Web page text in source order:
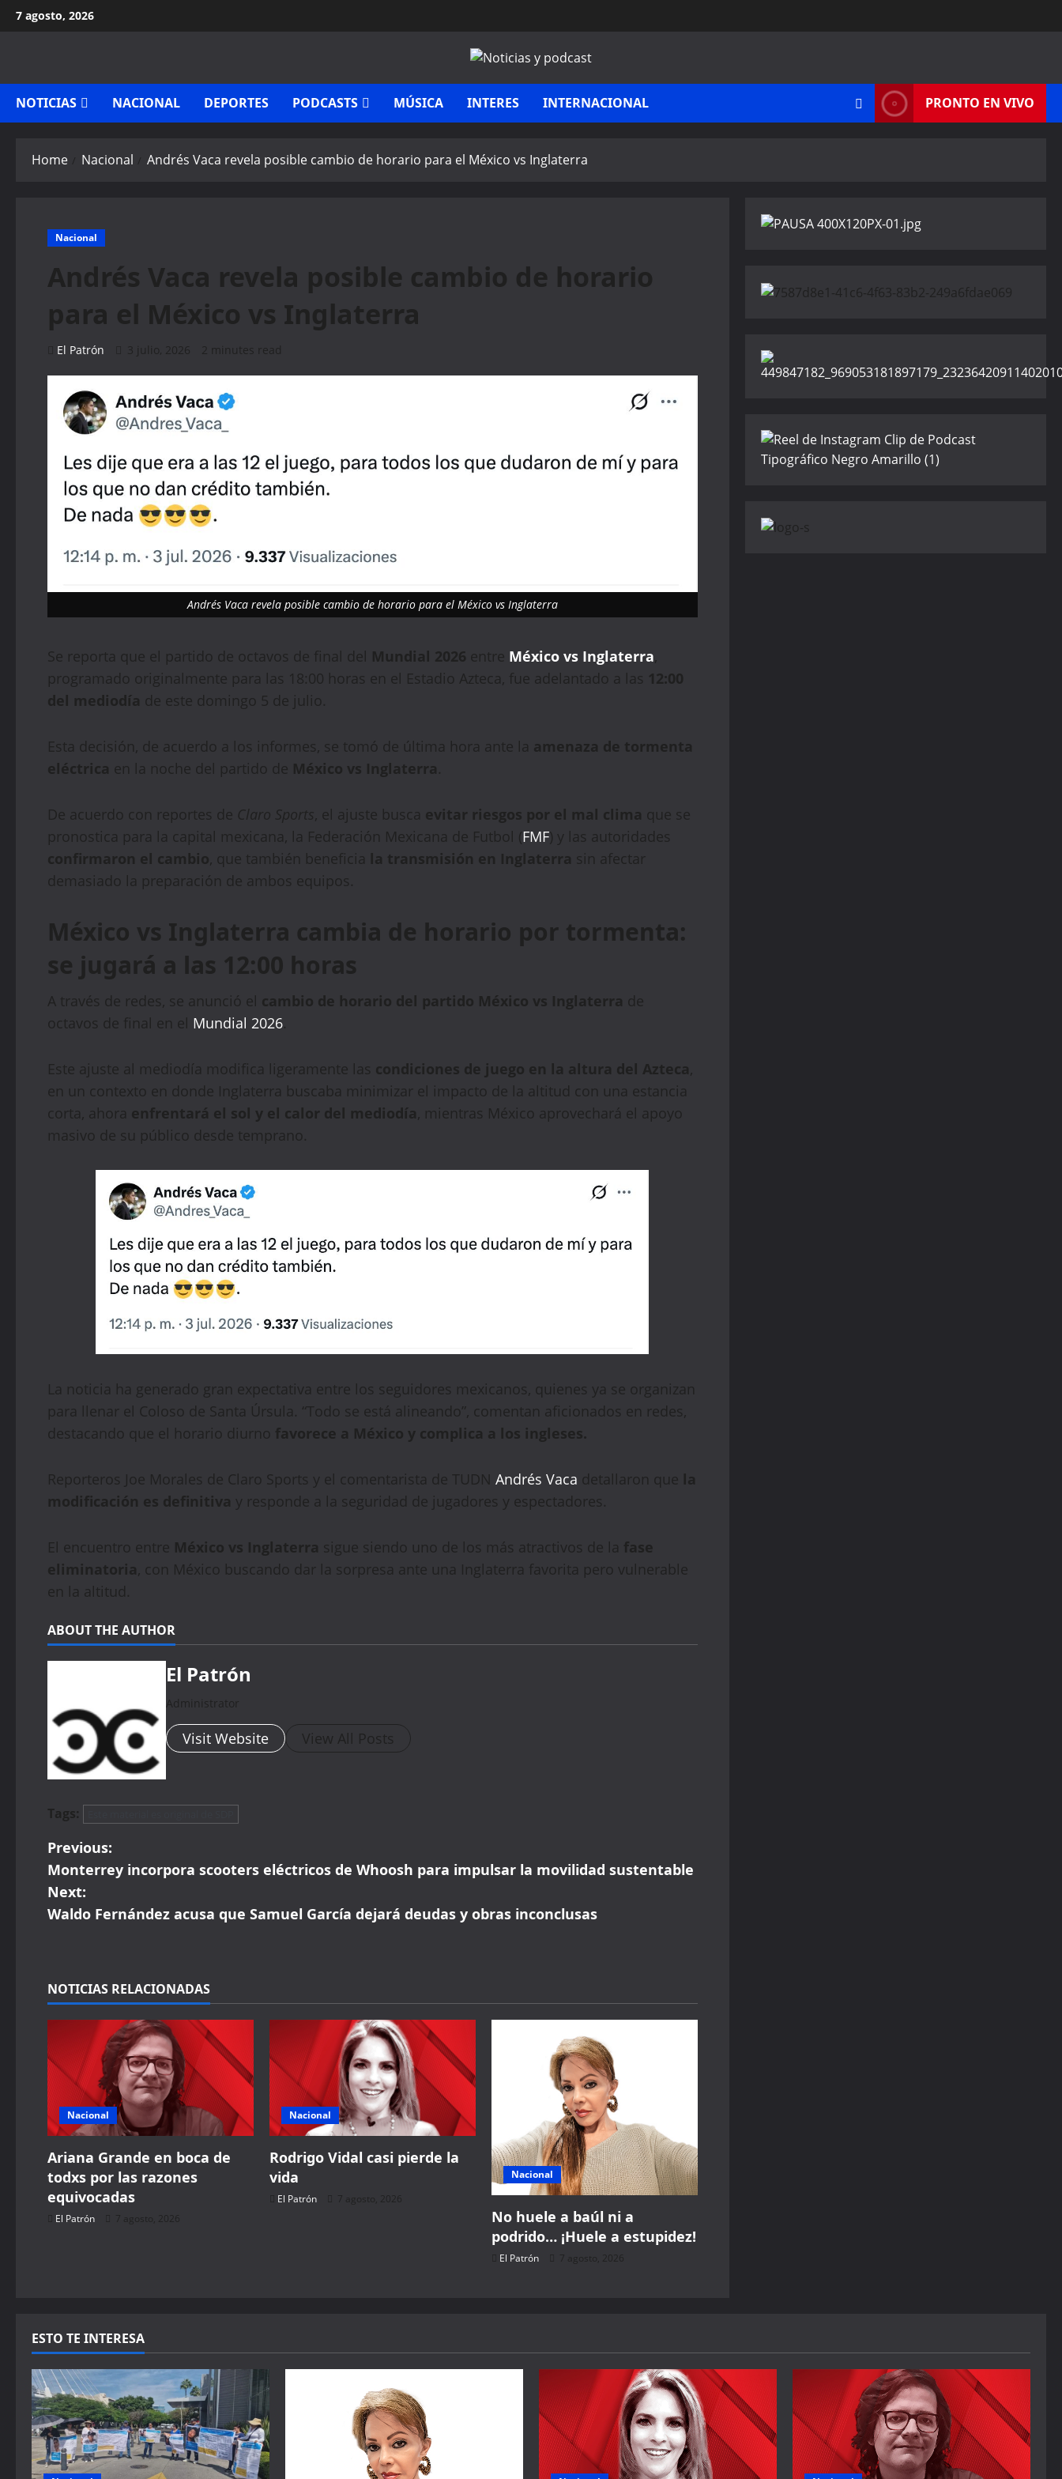
Skip
to
7 agosto, 2026
NOTICIAS NACIONAL DEPORTES PODCASTS MÚSICA INTERES INTERNACIONAL PRONTO EN VIVO
Home Nacional Andrés Vaca revela posible cambio de horario para el México vs Inglaterra
Nacional
Andrés Vaca revela posible cambio de horario
para el México vs Inglaterra
El Patrón 3 julio, 2026 2 minutes read
Andrés Vaca revela posible cambio de horario para el México vs Inglaterra
Se reporta que el partido de octavos de final del Mundial 2026 entre México vs Inglaterra,
programado originalmente para las 18:00 horas en el Estadio Azteca, fue adelantado a las 12:00
del mediodía de este domingo 5 de julio.
Esta decisión, de acuerdo a los informes, se tomó de última hora ante la amenaza de tormenta
eléctrica en la noche del partido de México vs Inglaterra.
De acuerdo con reportes de Claro Sports, el ajuste busca evitar riesgos por el mal clima que se
pronostica para la capital mexicana, la Federación Mexicana de Futbol (FMF) y las autoridades
confirmaron el cambio, que también beneficia la transmisión en Inglaterra sin afectar
demasiado la preparación de ambos equipos.
México vs Inglaterra cambia de horario por tormenta:
se jugará a las 12:00 horas
A través de redes, se anunció el cambio de horario del partido México vs Inglaterra de
octavos de final en el Mundial 2026.
Este ajuste al mediodía modifica ligeramente las condiciones de juego en la altura del Azteca,
en un contexto en donde Inglaterra buscaba minimizar el impacto de la altitud con una estancia
corta, ahora enfrentará el sol y el calor del mediodía, mientras México aprovechará el apoyo
masivo de su público desde temprano.
La noticia ha generado gran expectativa entre los seguidores mexicanos, quienes ya se organizan
para llenar el Coloso de Santa Úrsula. “Todo se está alineando”, comentan aficionados en redes,
destacando que el horario diurno favorece a México y complica a los ingleses.
Reporteros Joe Morales de Claro Sports y el comentarista de TUDN Andrés Vaca detallaron que la
modificación es definitiva y responde a la seguridad de jugadores y espectadores.
El encuentro entre México vs Inglaterra sigue siendo uno de los más atractivos de la fase
eliminatoria, con México buscando dar la sorpresa ante una Inglaterra favorita pero vulnerable
en la altitud.
ABOUT THE AUTHOR
El Patrón
Administrator
Visit Website View All Posts
Tags:
P
o
s
n
a
v
g
a
t
Previous:
Monterrey incorpora scooters eléctricos de Whoosh para impulsar la movilidad sustentable
Next:
Waldo Fernández acusa que Samuel García dejará deudas y obras inconclusas
NOTICIAS RELACIONADAS
Nacional
Ariana Grande en boca de
todxs por las razones
equivocadas
El Patrón 7 agosto, 2026
Nacional
Rodrigo Vidal casi pierde la
vida
El Patrón 7 agosto, 2026
Nacional
No huele a baúl ni a
podrido… ¡Huele a estupidez!
El Patrón 7 agosto, 2026
ESTO TE INTERESA
Off Your First Booking
reservation. No promo code needed — discount applies
Book with Discount →